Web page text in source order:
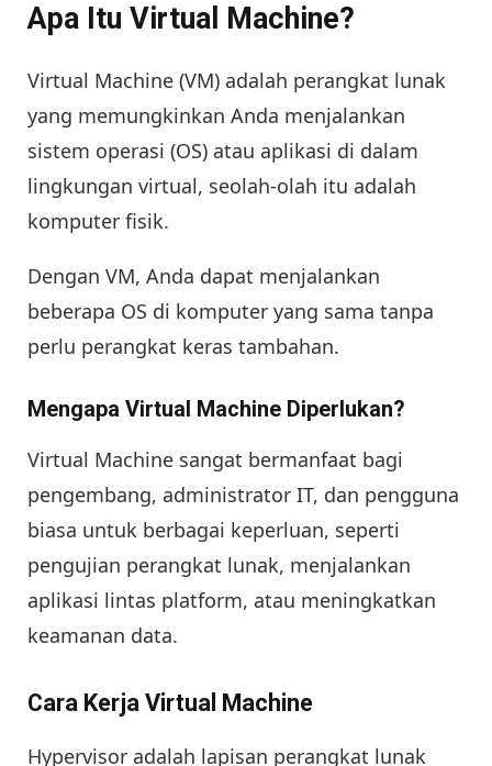
Apa Itu Virtual Machine?
Virtual Machine (VM) adalah perangkat lunak
yang memungkinkan Anda menjalankan
sistem operasi (OS) atau aplikasi di dalam
lingkungan virtual, seolah-olah itu adalah
komputer fisik.
Dengan VM, Anda dapat menjalankan
beberapa OS di komputer yang sama tanpa
perlu perangkat keras tambahan.
Mengapa Virtual Machine Diperlukan?
Virtual Machine sangat bermanfaat bagi
pengembang, administrator IT, dan pengguna
biasa untuk berbagai keperluan, seperti
pengujian perangkat lunak, menjalankan
aplikasi lintas platform, atau meningkatkan
keamanan data.
Cara Kerja Virtual Machine
Hypervisor adalah lapisan perangkat lunak